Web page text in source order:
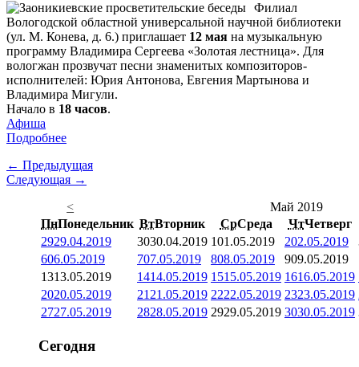
Филиал
Вологодской областной универсальной научной библиотеки
(ул. М. Конева, д. 6.) приглашает 12 мая на музыкальную
программу Владимира Сергеева «Золотая лестница». Для
вологжан прозвучат песни знаменитых композиторов-
исполнителей: Юрия Антонова, Евгения Мартынова и
Владимира Мигули.
Начало в 18 часов.
Афиша
Подробнее
← Предыдущая
Следующая →
<
Май 2019
ПнПонедельник ВтВторник СрСреда ЧтЧетверг
2929.04.2019 3030.04.2019 101.05.2019 202.05.2019
606.05.2019 707.05.2019 808.05.2019 909.05.2019
1313.05.2019 1414.05.2019 1515.05.2019 1616.05.2019
2020.05.2019 21 21.05.2019 2222.05.2019 2323.05.2019
2727.05.2019 2828.05.2019 2929.05.2019 3030.05.2019
Сегодня